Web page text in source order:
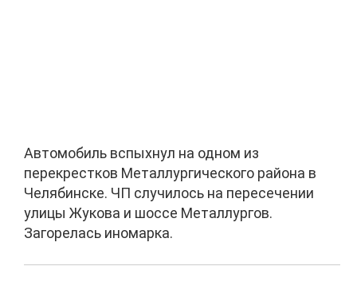
Автомобиль вспыхнул на одном из
перекрестков Металлургического района в
Челябинске. ЧП случилось на пересечении
улицы Жукова и шоссе Металлургов.
Загорелась иномарка.